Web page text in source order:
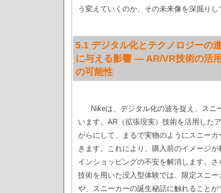
う変えていくのか、その未来像を深掘り
5.1 デジタル化とテクノロジーの
に与える影響 — AR/VR技術の活
の可能性
Nikeは、デジタル化の波を捉え、スニ
います。AR（拡張現実）技術を活用した
がらにして、まるで実物のようにスニー
きます。これにより、購入前のイメージ
インショッピングの不安を解消します。
技術を用いた没入型体験では、限定スニ
や、スニーカーの誕生秘話に触れること